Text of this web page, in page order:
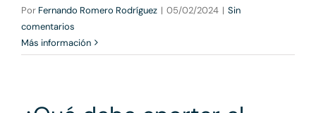
Contacto
Por Fernando Romero Rodríguez | 05/02/2024 | Sin
comentarios
Más información